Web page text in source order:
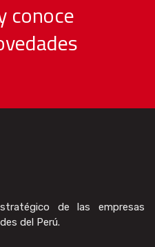
conoce
de las empresas
del Perú.